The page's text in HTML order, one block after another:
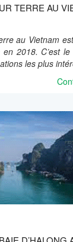
TERRE AU
au Vietnam
2018. C’est
les plus